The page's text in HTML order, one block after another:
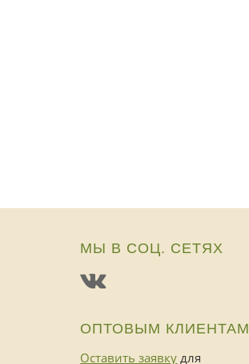
МЫ В СОЦ. СЕТЯХ
ОПТОВЫМ КЛИЕНТАМ
Оставить заявку для